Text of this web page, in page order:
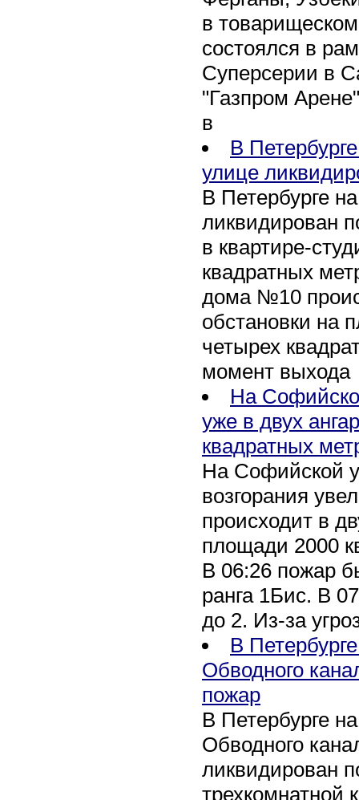
в
состоялся в
Суперсерии в
"Газпром
в
В
улице
В Петербурге
ликвидирован
в квартире-
квадратных
дома №10
обстановки на
четырех
момент выхода
На
уже в двух
квадратных
На Софийской
возгорания
происходит в
площади 2000
В 06:26 пожар
ранга 1Бис. В
до 2. Из-за
В
Обводного
пожар
В Петербурге
Обводного
ликвидирован
трехкомнатной